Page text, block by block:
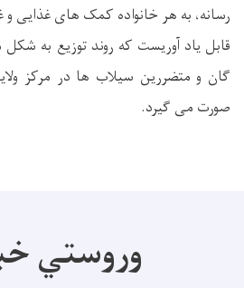
رسانه، به هر خانواده کمک های غذایی و
قابل یاد آوریست که روند توزیع به
گان و متضررین سیلاب ها در مرکز
صورت می گیرد.
وروستي